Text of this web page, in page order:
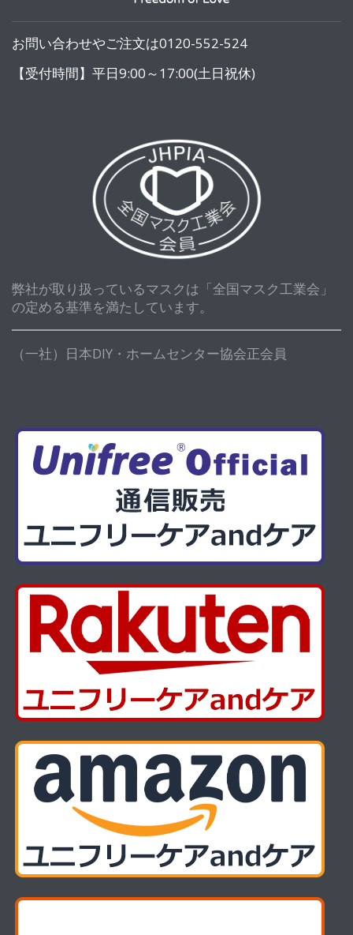
お問い合わせやご注文は0120-552-524
【受付時間】平日9:00～17:00(土日祝休)
弊社が取り扱っているマスクは「全国マスク工業会」
の定める基準を満たしています。
（一社）日本DIY・ホームセンター協会正会員